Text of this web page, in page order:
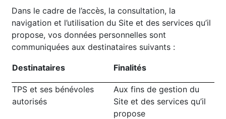
Dans le cadre de l’accès, la consultation, la
navigation et l’utilisation du Site et des services qu’il
propose, vos données personnelles sont
communiquées aux destinataires suivants :
Destinataires Finalités
TPS et ses bénévoles
autorisés
Aux fins de gestion du
Site et des services qu’il
propose